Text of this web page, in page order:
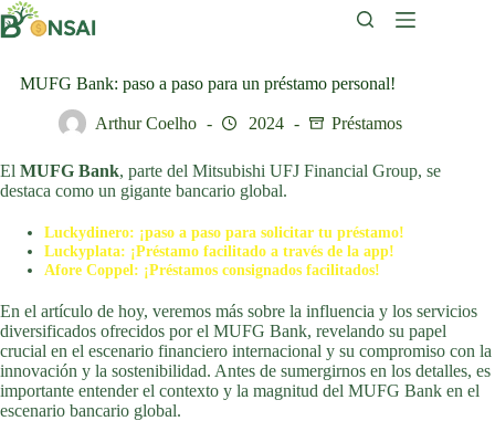
Saltar
al
MUFG Bank: paso a paso para un préstamo personal!
Arthur Coelho 2024 Préstamos
El MUFG Bank, parte del Mitsubishi UFJ Financial Group, se
destaca como un gigante bancario global.
Luckydinero: ¡paso a paso para solicitar tu préstamo!
Luckyplata: ¡Préstamo facilitado a través de la app!
Afore Coppel: ¡Préstamos consignados facilitados!
En el artículo de hoy, veremos más sobre la influencia y los servicios
diversificados ofrecidos por el MUFG Bank, revelando su papel
crucial en el escenario financiero internacional y su compromiso con la
innovación y la sostenibilidad. Antes de sumergirnos en los detalles, es
importante entender el contexto y la magnitud del MUFG Bank en el
escenario bancario global.